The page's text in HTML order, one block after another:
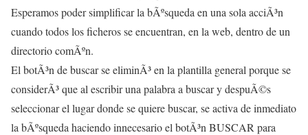
Esperamos poder simplificar la bÃºsqueda en una sola acciÃ³n
cuando todos los ficheros se encuentran, en la web, dentro de un
directorio comÃºn.
El botÃ³n de buscar se eliminÃ³ en la plantilla general porque se
considerÃ³ que al escribir una palabra a buscar y despuÃ©s
seleccionar el lugar donde se quiere buscar, se activa de inmediato
la bÃºsqueda haciendo innecesario el botÃ³n BUSCAR para